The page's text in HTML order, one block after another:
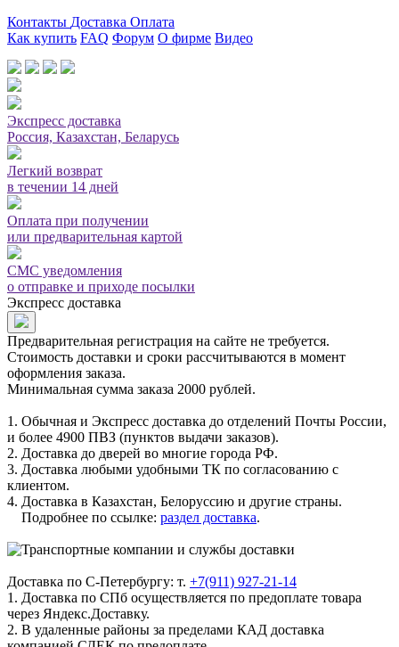
Контакты Доставка Оплата
Как купить FAQ Форум О фирме Видео
Экспресс доставка
Россия, Казахстан, Беларусь
Легкий возврат
в течении 14 дней
Оплата при получении
или предварительная картой
СМС уведомления
о отправке и приходе посылки
Экспресс доставка
Предварительная регистрация на сайте не требуется.
Стоимость доставки и сроки рассчитываются в момент
оформления заказа.
Минимальная сумма заказа 2000 рублей.
1. Обычная и Экспресс доставка до отделений Почты России,
и более 4900 ПВЗ (пунктов выдачи заказов).
2. Доставка до дверей во многие города РФ.
3. Доставка любыми удобными ТК по согласованию с
клиентом.
4. Доставка в Казахстан, Белоруссию и другие страны.
Подробнее по ссылке: раздел доставка.
Доставка по С-Петербургу: т. +7(911) 927-21-14
1. Доставка по СПб осуществляется по предоплате товара
через Яндекс.Доставку.
2. В удаленные районы за пределами КАД доставка